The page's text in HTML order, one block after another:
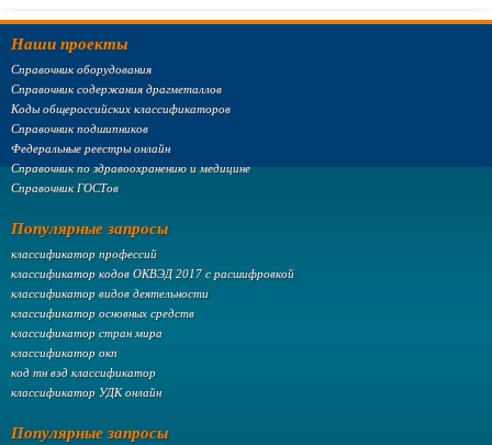
Наши проекты
Справочник оборудования
Справочник содержания драгметаллов
Коды общероссийских классификаторов
Справочник подшипников
Федеральные реестры онлайн
Справочник по здравоохранению и медицине
Справочник ГОСТов
Популярные запросы
классификатор профессий
классификатор кодов ОКВЭД 2017 с расшифровкой
классификатор видов деятельности
классификатор основных средств
классификатор стран мира
классификатор окп
код тн вэд классификатор
классификатор УДК онлайн
Популярные запросы